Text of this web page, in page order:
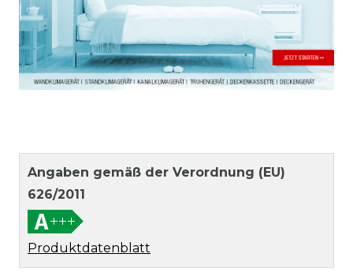
Angaben gemäß der Verordnung (EU)
626/2011
Produktdatenblatt